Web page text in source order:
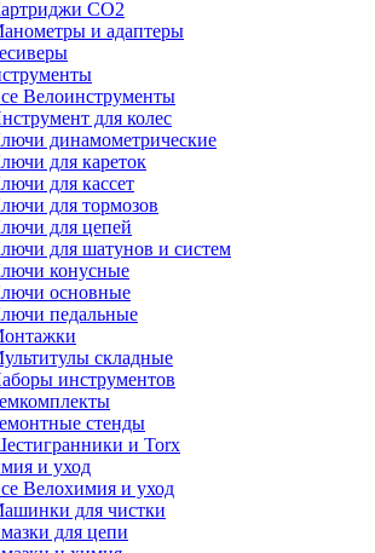
CO2
и адаптеры
Велоинструменты
для колес
динамометрические
для кареток
для кассет
для тормозов
для цепей
для шатунов и систем
конусные
основные
педальные
складные
инструментов
стенды
и Torx
и уход
Велохимия и уход
для чистки
для цепи